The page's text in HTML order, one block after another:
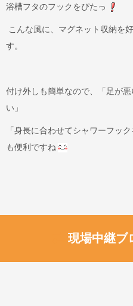
浴槽フタのフックをぴたっ
こんな風に、マグネット収納を
す。
付け外しも簡単なので、「足が
い」
「身長に合わせてシャワーフッ
も便利ですね
現場中継ブ